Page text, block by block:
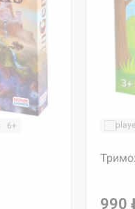
6+
990